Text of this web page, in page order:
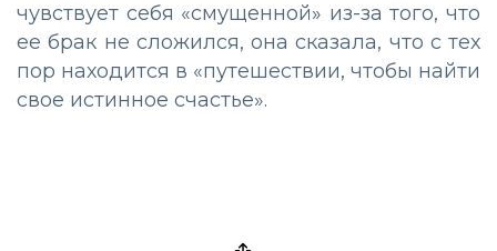
чувствует себя «смущенной» из-за того, что
ее брак не сложился, она сказала, что с тех
пор находится в «путешествии, чтобы найти
свое истинное счастье».